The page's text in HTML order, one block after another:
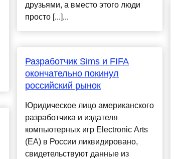
друзьями, а вместо этого люди
просто [...]...
Разработчик Sims и FIFA
окончательно покинул
российский рынок
Юридическое лицо американского
разработчика и издателя
компьютерных игр Electronic Arts
(EA) в России ликвидировано,
свидетельствуют данные из